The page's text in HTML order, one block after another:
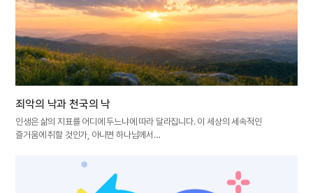
죄악의 낙과 천국의 낙
인생은 삶의 지표를 어디에 두느냐에 따라 달라집니다. 이 세상의 세속적인
즐거움에 취할 것인가, 아니면 하나님께서…